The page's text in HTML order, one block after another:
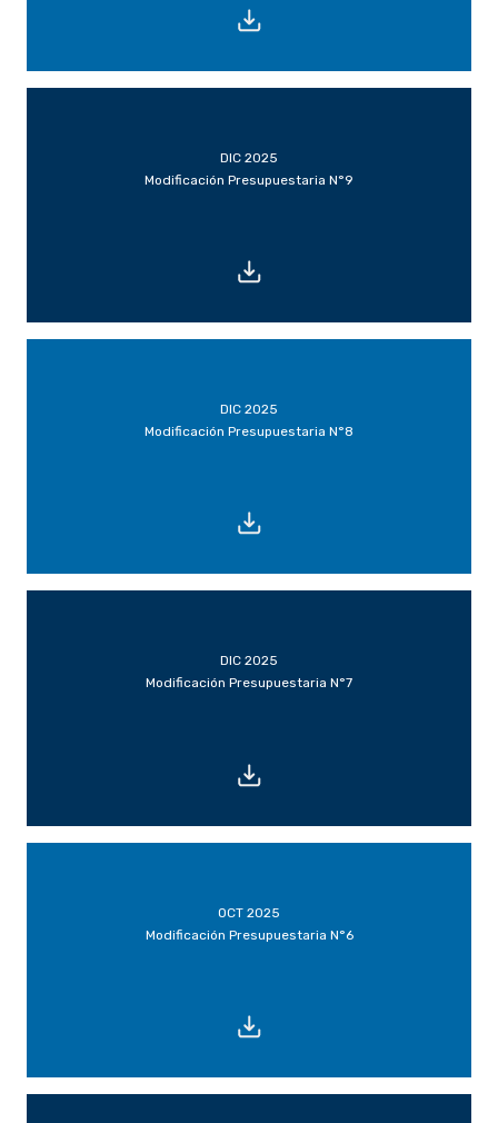
DIC 2025
Modificación Presupuestaria N°9
DIC 2025
Modificación Presupuestaria N°8
DIC 2025
Modificación Presupuestaria N°7
OCT 2025
Modificación Presupuestaria N°6